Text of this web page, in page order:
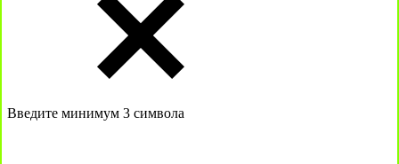
Введите минимум 3 символа